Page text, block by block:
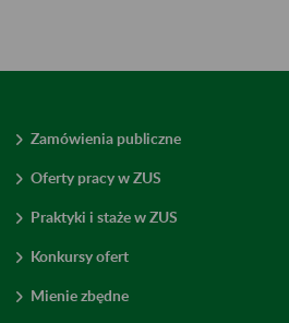
Zamówienia publiczne
Oferty pracy w ZUS
Praktyki i staże w ZUS
Konkursy ofert
Mienie zbędne